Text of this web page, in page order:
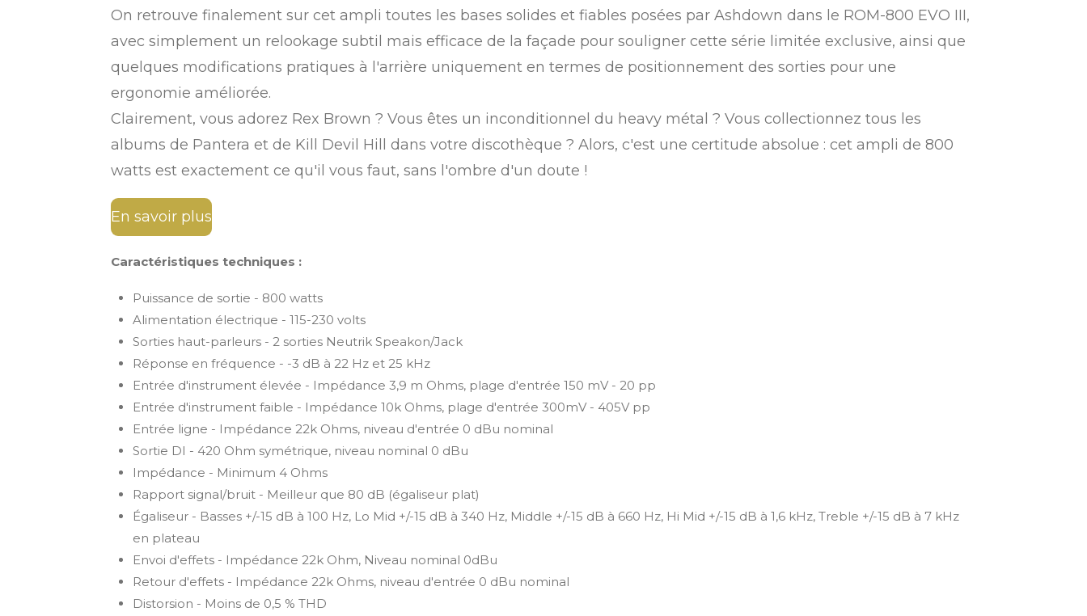
On retrouve finalement sur cet ampli toutes les bases solides et fiables posées par Ashdown dans le ROM-800 EVO III,
avec simplement un relookage subtil mais efficace de la façade pour souligner cette série limitée exclusive, ainsi que
quelques modifications pratiques à l'arrière uniquement en termes de positionnement des sorties pour une
ergonomie améliorée.
Clairement, vous adorez Rex Brown ? Vous êtes un inconditionnel du heavy métal ? Vous collectionnez tous les
albums de Pantera et de Kill Devil Hill dans votre discothèque ? Alors, c'est une certitude absolue : cet ampli de 800
watts est exactement ce qu'il vous faut, sans l'ombre d'un doute !
En savoir plus
Caractéristiques techniques :
Puissance de sortie - 800 watts
Alimentation électrique - 115-230 volts
Sorties haut-parleurs - 2 sorties Neutrik Speakon/Jack
Réponse en fréquence - -3 dB à 22 Hz et 25 kHz
Entrée d'instrument élevée - Impédance 3,9 m Ohms, plage d'entrée 150 mV - 20 pp
Entrée d'instrument faible - Impédance 10k Ohms, plage d'entrée 300mV - 405V pp
Entrée ligne - Impédance 22k Ohms, niveau d'entrée 0 dBu nominal
Sortie DI - 420 Ohm symétrique, niveau nominal 0 dBu
Impédance - Minimum 4 Ohms
Rapport signal/bruit - Meilleur que 80 dB (égaliseur plat)
Égaliseur - Basses +/-15 dB à 100 Hz, Lo Mid +/-15 dB à 340 Hz, Middle +/-15 dB à 660 Hz, Hi Mid +/-15 dB à 1,6 kHz, Treble +/-15 dB à 7 kHz
en plateau
Envoi d'effets - Impédance 22k Ohm, Niveau nominal 0dBu
Retour d'effets - Impédance 22k Ohms, niveau d'entrée 0 dBu nominal
Distorsion - Moins de 0,5 % THD